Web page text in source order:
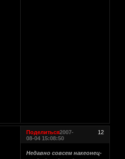
Поделиться 12
2007-
08-04 15:08:50
Недавно совсем накеонец-